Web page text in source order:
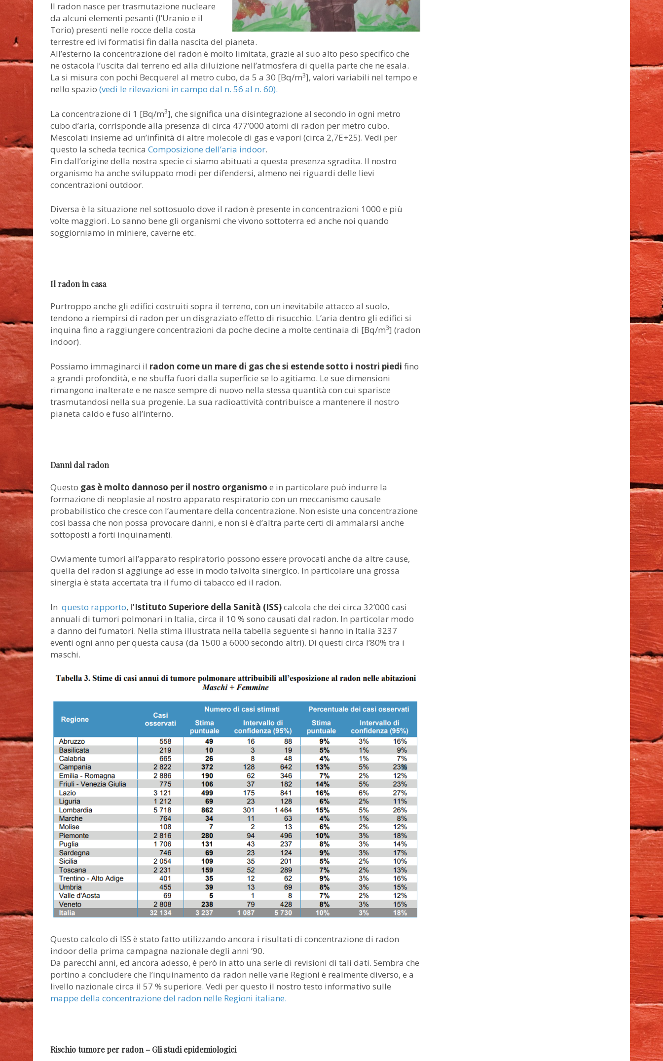
Il radon nasce per trasmutazione nucleare
da alcuni elementi pesanti (l’Uranio e il
Torio) presenti nelle rocce della costa
terrestre ed ivi formatisi fin dalla nascita del pianeta.
All’esterno la concentrazione del radon è molto limitata, grazie al suo alto peso specifico che
ne ostacola l’uscita dal terreno ed alla diluizione nell’atmosfera di quella parte che ne esala.
La si misura con pochi Becquerel al metro cubo, da 5 a 30 [Bq/m3], valori variabili nel tempo e
nello spazio (vedi le rilevazioni in campo dal n. 56 al n. 60).
La concentrazione di 1 [Bq/m3], che significa una disintegrazione al secondo in ogni metro
cubo d’aria, corrisponde alla presenza di circa 477’000 atomi di radon per metro cubo.
Mescolati insieme ad un’infinità di altre molecole di gas e vapori (circa 2,7E+25). Vedi per
questo la scheda tecnica Composizione dell’aria indoor.
Fin dall’origine della nostra specie ci siamo abituati a questa presenza sgradita. Il nostro
organismo ha anche sviluppato modi per difendersi, almeno nei riguardi delle lievi
concentrazioni outdoor.
Diversa è la situazione nel sottosuolo dove il radon è presente in concentrazioni 1000 e più
volte maggiori. Lo sanno bene gli organismi che vivono sottoterra ed anche noi quando
soggiorniamo in miniere, caverne etc.
Il radon in casa
Purtroppo anche gli edifici costruiti sopra il terreno, con un inevitabile attacco al suolo,
tendono a riempirsi di radon per un disgraziato effetto di risucchio. L’aria dentro gli edifici si
inquina fino a raggiungere concentrazioni da poche decine a molte centinaia di [Bq/m3] (radon
indoor).
Possiamo immaginarci il radon come un mare di gas che si estende sotto i nostri piedi fino
a grandi profondità, e ne sbuffa fuori dalla superficie se lo agitiamo. Le sue dimensioni
rimangono inalterate e ne nasce sempre di nuovo nella stessa quantità con cui sparisce
trasmutandosi nella sua progenie. La sua radioattività contribuisce a mantenere il nostro
pianeta caldo e fuso all’interno.
Danni dal radon
Questo gas è molto dannoso per il nostro organismo e in particolare può indurre la
formazione di neoplasie al nostro apparato respiratorio con un meccanismo causale
probabilistico che cresce con l’aumentare della concentrazione. Non esiste una concentrazione
così bassa che non possa provocare danni, e non si è d’altra parte certi di ammalarsi anche
sottoposti a forti inquinamenti.
Ovviamente tumori all’apparato respiratorio possono essere provocati anche da altre cause,
quella del radon si aggiunge ad esse in modo talvolta sinergico. In particolare una grossa
sinergia è stata accertata tra il fumo di tabacco ed il radon.
In questo rapporto, l’Istituto Superiore della Sanità (ISS)calcola che dei circa 32’000 casi
annuali di tumori polmonari in Italia, circa il 10 % sono causati dal radon. In particolar modo
a danno dei fumatori. Nella stima illustrata nella tabella seguente si hanno in Italia 3237
eventi ogni anno per questa causa (da 1500 a 6000 secondo altri). Di questi circa l’80% tra i
maschi.
Questo calcolo di ISS è stato fatto utilizzando ancora i risultati di concentrazione di radon
indoor della prima campagna nazionale degli anni ’90.
Da parecchi anni, ed ancora adesso, è però in atto una serie di revisioni di tali dati. Sembra che
portino a concludere che l’inquinamento da radon nelle varie Regioni è realmente diverso, e a
livello nazionale circa il 57 % superiore. Vedi per questo il nostro testo informativo sulle
mappe della concentrazione del radon nelle Regioni italiane.
Rischio tumore per radon – Gli studi epidemiologici